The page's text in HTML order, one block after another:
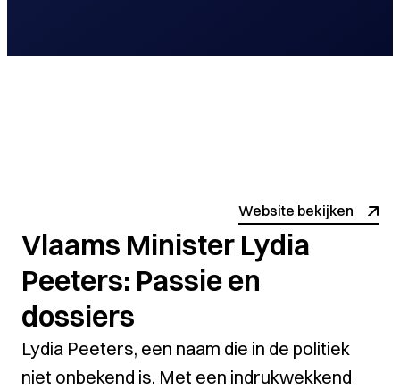
Website bekijken
Vlaams Minister Lydia
Peeters: Passie en
dossiers
Lydia Peeters, een naam die in de politiek
niet onbekend is. Met een indrukwekkend